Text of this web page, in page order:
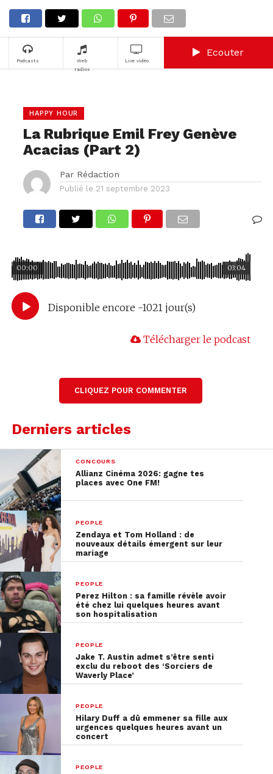
Podcasts
Web
radios
Live vidéo
Ecouter
HAPPY HOUR
La Rubrique Emil Frey Genève
Acacias (Part 2)
Par Rédaction
Publié le 21 septembre 2023
03:04
00:00
Disponible encore -1021 jour(s)
Télécharger le podcast
CLIQUEZ POUR COMMENTER
Derniers articles
CONCOURS
Allianz Cinéma 2026: gagne tes
places avec One FM!
PEOPLE
Zendaya et Tom Holland : de
nouveaux détails émergent sur leur
mariage
PEOPLE
Perez Hilton : sa famille révèle avoir
été chez lui quelques heures avant
son hospitalisation
PEOPLE
Jake T. Austin admet s’être senti
exclu du reboot des ‘Sorciers de
Waverly Place’
PEOPLE
Hilary Duff a dû emmener sa fille aux
urgences quelques heures avant un
concert
PEOPLE